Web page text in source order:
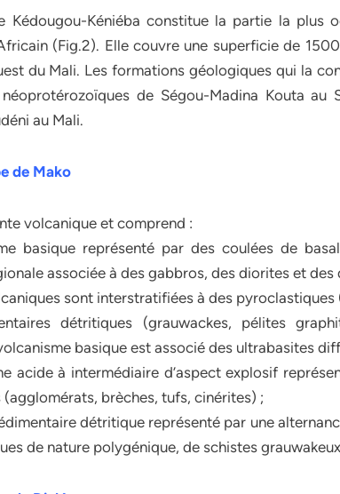
Kédougou-Kéniéba constitue la partie la plus
(Fig.2). Elle couvre une superficie de
du Mali. Les formations géologiques qui la
de Ségou-Madina Kouta au
au Mali.
de Mako
volcanique et comprend :
basique représenté par des coulées de
associée à des gabbros, des diorites et des
sont interstratifiées à des
détritiques (grauwackes, pélites
basique est associé des ultrabasites
acide à intermédiaire d’aspect explosif
brèches, tufs, cinérites) ;
détritique représenté par une
de nature polygénique, de schistes